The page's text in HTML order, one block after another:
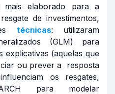
mais elaborado para a
de investimentos,
técnicas: utilizaram
(GLM) para
explicativas (aquelas que
ou prever a resposta
os resgates,
para modelar